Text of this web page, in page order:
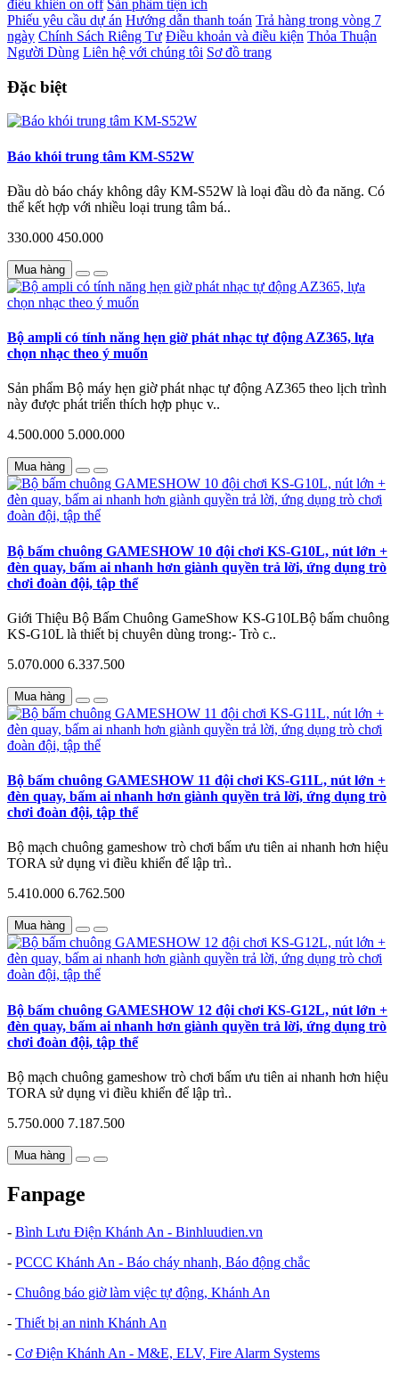
điều khiển on off Sản phẩm tiện ích
Phiếu yêu cầu dự án Hướng dẫn thanh toán Trả hàng trong vòng 7
ngày Chính Sách Riêng Tư Điều khoản và điều kiện Thỏa Thuận
Người Dùng Liên hệ với chúng tôi Sơ đồ trang
Đặc biệt
Báo khói trung tâm KM-S52W
Đầu dò báo cháy không dây KM-S52W là loại đầu dò đa năng. Có
thể kết hợp với nhiều loại trung tâm bá..
330.000 450.000
Mua hàng
Bộ ampli có tính năng hẹn giờ phát nhạc tự động AZ365, lựa
chọn nhạc theo ý muốn
Sản phẩm Bộ máy hẹn giờ phát nhạc tự động AZ365 theo lịch trình
này được phát triển thích hợp phục v..
4.500.000 5.000.000
Mua hàng
Bộ bấm chuông GAMESHOW 10 đội chơi KS-G10L, nút lớn +
đèn quay, bấm ai nhanh hơn giành quyền trả lời, ứng dụng trò
chơi đoàn đội, tập thể
Giới Thiệu Bộ Bấm Chuông GameShow KS-G10LBộ bấm chuông
KS-G10L là thiết bị chuyên dùng trong:- Trò c..
5.070.000 6.337.500
Mua hàng
Bộ bấm chuông GAMESHOW 11 đội chơi KS-G11L, nút lớn +
đèn quay, bấm ai nhanh hơn giành quyền trả lời, ứng dụng trò
chơi đoàn đội, tập thể
Bộ mạch chuông gameshow trò chơi bấm ưu tiên ai nhanh hơn hiệu
TORA sử dụng vi điều khiển để lập trì..
5.410.000 6.762.500
Mua hàng
Bộ bấm chuông GAMESHOW 12 đội chơi KS-G12L, nút lớn +
đèn quay, bấm ai nhanh hơn giành quyền trả lời, ứng dụng trò
chơi đoàn đội, tập thể
Bộ mạch chuông gameshow trò chơi bấm ưu tiên ai nhanh hơn hiệu
TORA sử dụng vi điều khiển để lập trì..
5.750.000 7.187.500
Mua hàng
Fanpage
- Bình Lưu Điện Khánh An - Binhluudien.vn
- PCCC Khánh An - Báo cháy nhanh, Báo động chắc
- Chuông báo giờ làm việc tự động, Khánh An
- Thiết bị an ninh Khánh An
- Cơ Điện Khánh An - M&E, ELV, Fire Alarm Systems